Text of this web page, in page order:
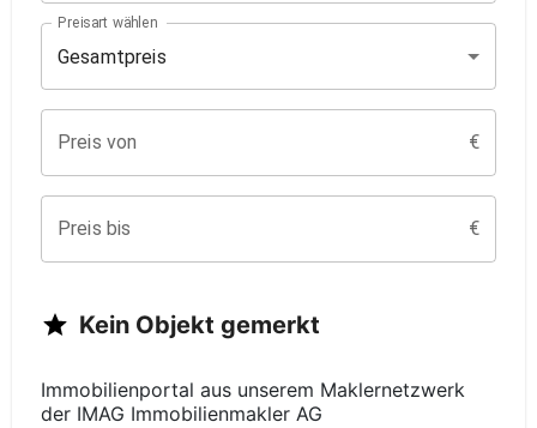
Preisart wählen
Gesamtpreis
Preis von €
Preis bis €
Kein Objekt gemerkt
Immobilienportal aus unserem Maklernetzwerk
der IMAG Immobilienmakler AG